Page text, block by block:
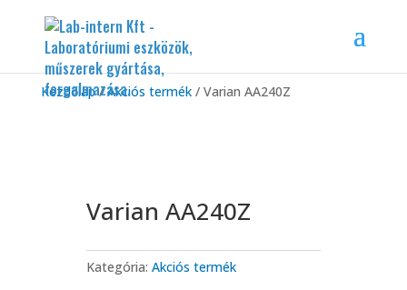
Kezdőlap/Akciós termék/ Varian AA240Z
Varian AA240Z
Kategória: Akciós termék